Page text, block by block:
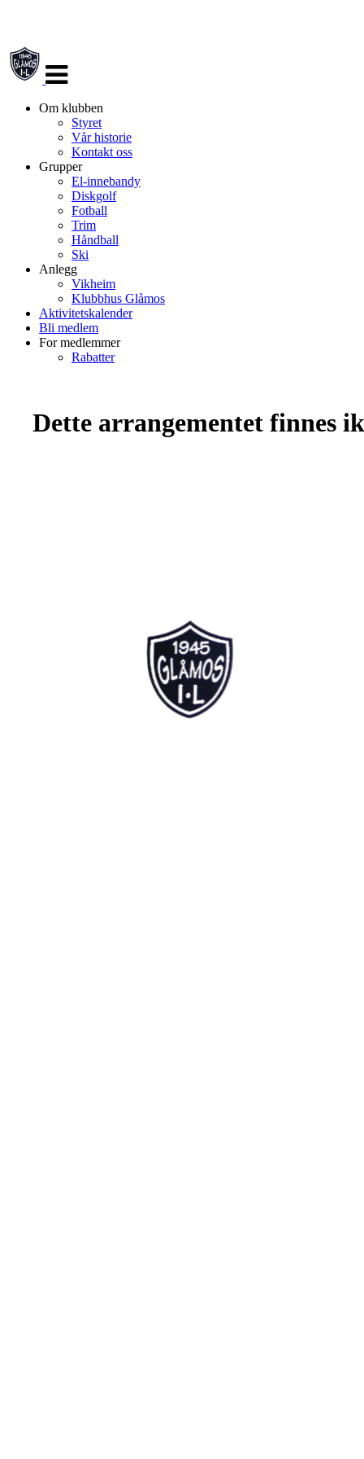
navigasjon
Om klubben
Styret
Vår historie
Kontakt oss
Grupper
El-innebandy
Diskgolf
Fotball
Trim
Håndball
Ski
Anlegg
Vikheim
Klubbhus Glåmos
Aktivitetskalender
Bli medlem
For medlemmer
Rabatter
Dette arrangementet finnes